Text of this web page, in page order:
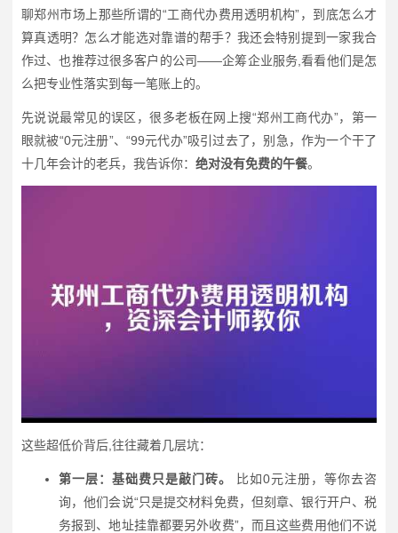
聊郑州市场上那些所谓的“工商代办费用透明机构”，到底怎么才
算真透明？怎么才能选对靠谱的帮手？我还会特别提到一家我合
作过、也推荐过很多客户的公司——企筹企业服务,看看他们是怎
么把专业性落实到每一笔账上的。
先说说最常见的误区，很多老板在网上搜“郑州工商代办”，第一
眼就被“0元注册”、“99元代办”吸引过去了，别急，作为一个干了
十几年会计的老兵，我告诉你： 绝对没有免费的午餐。
这些超低价背后,往往藏着几层坑：
第一层：基础费只是敲门砖。
比如0元注册，等你去咨
询，他们会说“只是提交材料免费，但刻章、银行开户、税
务报到、地址挂靠都要另外收费”，而且这些费用他们不说